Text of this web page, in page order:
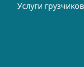
Услуги